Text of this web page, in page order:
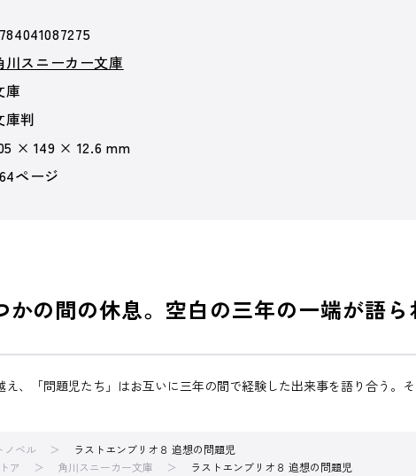
川スニーカー文庫
庫
庫判
× 149 × 12.6 mm
ページ
かの間の休息。空白の三年の一端が語ら
、「問題児たち」はお互いに三年の間で経験した出来事を語り合う。
ノベル
ラストエンブリオ８ 追想の問題児
ア 角川スニーカー文庫 ラストエンブリオ８ 追想の問題児